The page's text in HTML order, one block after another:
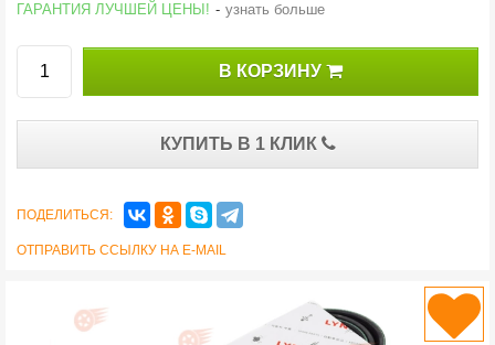
ГАРАНТИЯ ЛУЧШЕЙ ЦЕНЫ! - узнать больше
В КОРЗИНУ
КУПИТЬ В 1 КЛИК
ПОДЕЛИТЬСЯ:
ОТПРАВИТЬ ССЫЛКУ НА E-MAIL